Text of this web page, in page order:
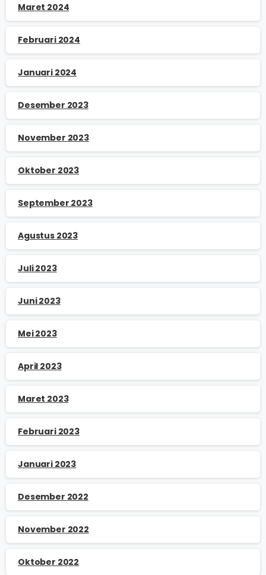
Maret 2024
Februari 2024
Januari 2024
Desember 2023
November 2023
Oktober 2023
September 2023
Agustus 2023
Juli 2023
Juni 2023
Mei 2023
April 2023
Maret 2023
Februari 2023
Januari 2023
Desember 2022
November 2022
Oktober 2022